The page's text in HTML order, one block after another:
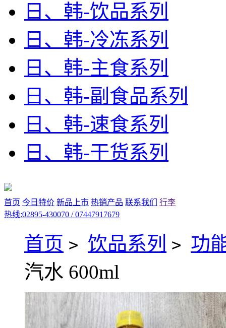
日、韩-饮品系列
日、韩-冷冻系列
日、韩-主食系列
日、韩-副食品系列
日、韩-速食系列
日、韩-干货系列
首页 今日特价 新品上市 热销产品 联系我们
行李
热线:02895-430070 / 07447917679
首页 > 饮品系列 > 功
汽水 600ml